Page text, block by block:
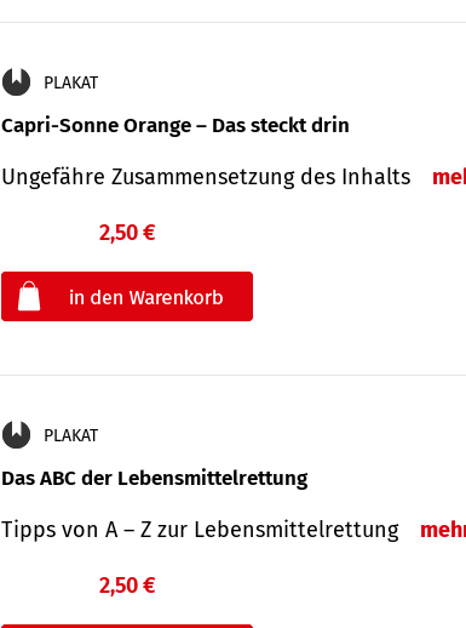
PLAKAT
Capri-Sonne Orange – Das steckt drin
Ungefähre Zu­sammen­setzung des Inhalts
2,50 €
PLAKAT
Das ABC der Lebensmittelrettung
Tipps von A – Z zur Lebensmittelrettung
2,50 €